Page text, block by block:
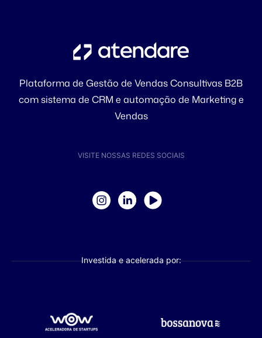
Plataforma de Gestão de Vendas Consultivas B2B
com sistema de CRM e automação de Marketing e
Vendas
VISITE NOSSAS REDES SOCIAIS
Investida e acelerada por: